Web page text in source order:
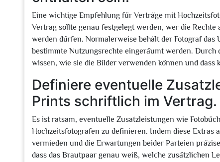
Eine wichtige Empfehlung für Verträge mit
Vertrag sollte genau festgelegt werden, wer die
werden dürfen. Normalerweise behält der Fotograf
bestimmte Nutzungsrechte eingeräumt werden. Durch
wissen, wie sie die Bilder verwenden können und
Definiere eventuelle
Prints schriftlich im Vertrag.
Es ist ratsam, eventuelle Zusatzleistungen wie
Hochzeitsfotografen zu definieren. Indem diese
vermieden und die Erwartungen beider Parteien
dass das Brautpaar genau weiß, welche zusätzlichen